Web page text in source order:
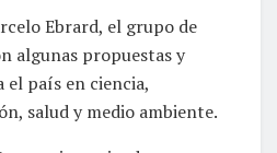
Ebrard, el grupo de
algunas propuestas y
el país en ciencia,
salud y medio ambiente.